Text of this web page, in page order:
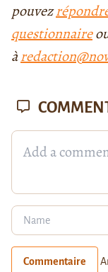
pouvez
questionnaire
à
Commentaire